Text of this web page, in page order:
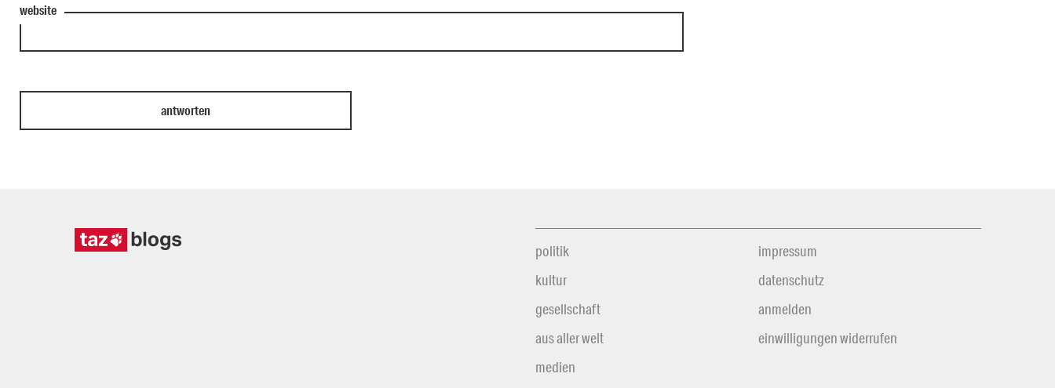
website
politik
kultur
gesellschaft
aus aller welt
medien
impressum
datenschutz
anmelden
einwilligungen widerrufen